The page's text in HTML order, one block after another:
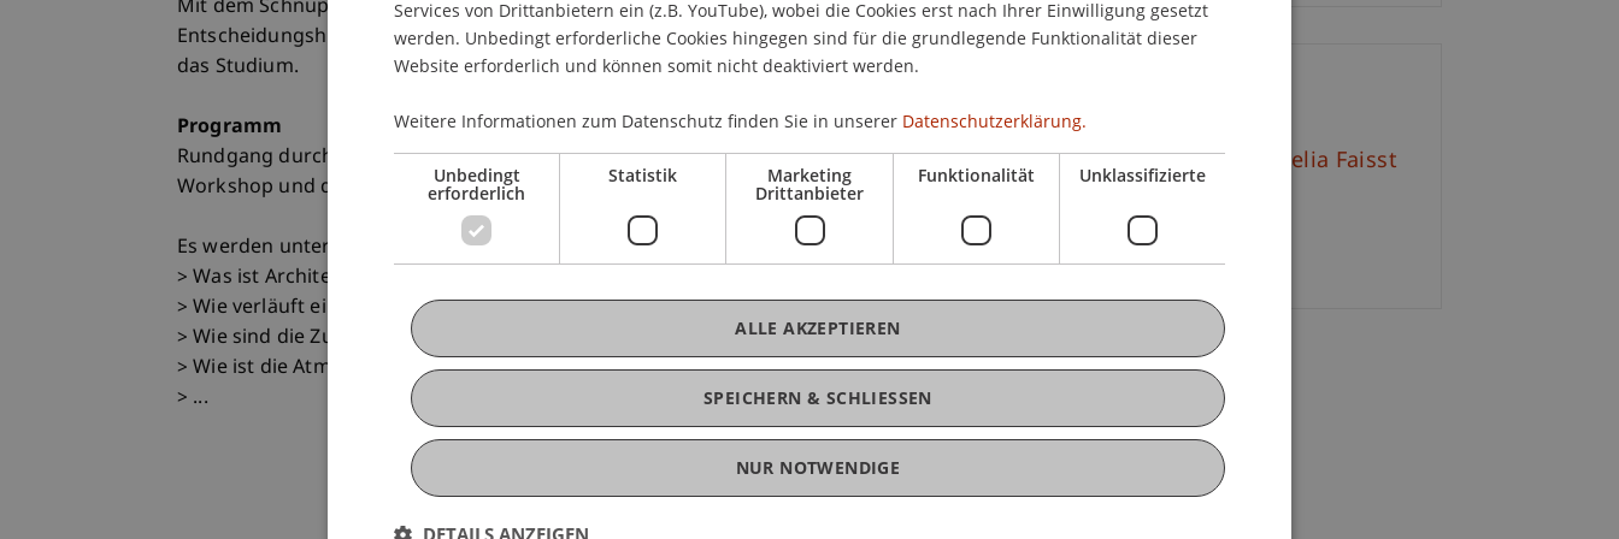
Mit dem Schnuppertag bekommen interessierte Jugendliche eine wertvolle
Entscheidungshilfe und einen möglichst umfassenden Einblick in den Fachbereich und
das Studium.
Programm
Rundgang durch den Universitätscampus, Informationsgespräche, massgeschneiderter
Workshop und die Vorlesungen "Was ist Architektur".
Es werden unter anderem folgende Fragen beantworte:
> Was ist Architektur?
> Wie verläuft ein Architekturstudium?
> Wie sind die Zukunftsperspektiven?
> Wie ist die Atmosphäre im Atelier?
> ...
Bmstr. Mag. arch. Cornelia Faisst
E-Mail
ENGLISH
Services von Drittanbietern ein (z.B. YouTube), wobei die Cookies erst nach Ihrer Einwilligung gesetzt
werden. Unbedingt erforderliche Cookies hingegen sind für die grundlegende Funktionalität dieser
Website erforderlich und können somit nicht deaktiviert werden.
Weitere Informationen zum Datenschutz finden Sie in unserer Datenschutzerklärung.
Unbedingt
erforderlich
Statistik Marketing
Drittanbieter
Funktionalität Unklassifizierte
SPEICHERN & SCHLIESSEN
ALLE AKZEPTIEREN
NUR NOTWENDIGE
DETAILS ANZEIGEN